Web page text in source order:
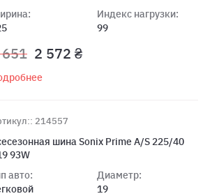
Индекс нагрузки:
99
2 572 ₴
214557
шина Sonix Prime A/S 225/40
93W
авто:
Диаметр:
19